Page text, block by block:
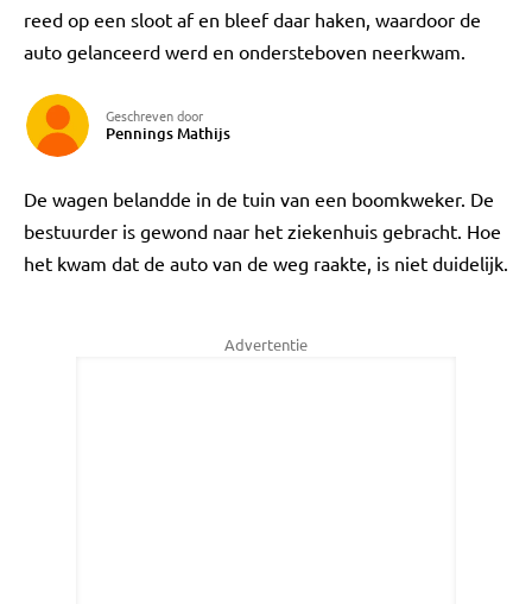
reed op een sloot af en bleef daar haken, waardoor de
auto gelanceerd werd en ondersteboven neerkwam.
Geschreven door
Pennings Mathijs
De wagen belandde in de tuin van een boomkweker. De
bestuurder is gewond naar het ziekenhuis gebracht. Hoe
het kwam dat de auto van de weg raakte, is niet duidelijk.
Advertentie